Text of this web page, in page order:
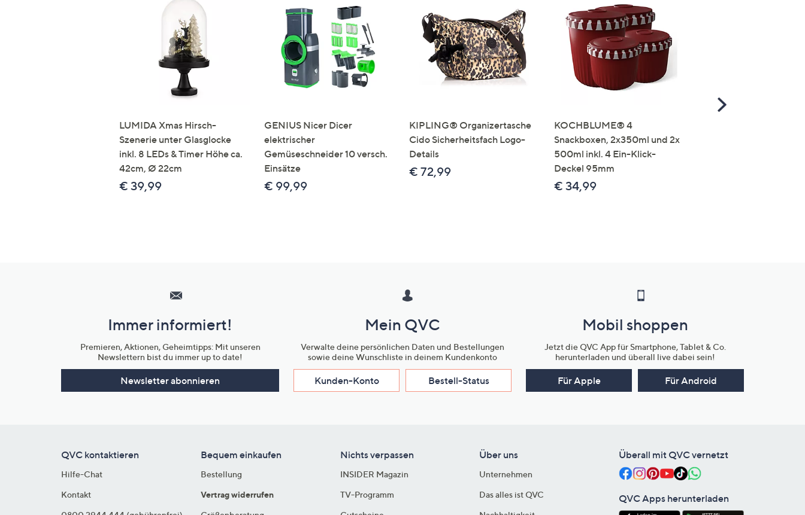
LUMIDA Xmas Hirsch-
Szenerie unter Glasglocke
inkl. 8 LEDs & Timer Höhe ca.
42cm, Ø 22cm
€ 39,99
GENIUS Nicer Dicer
elektrischer
Gemüseschneider 10 versch.
Einsätze
€ 99,99
KIPLING® Organizertasche
Cido Sicherheitsfach Logo-
Details
€ 72,99
KOCHBLUME® 4
Snackboxen, 2x350ml und 2x
500ml inkl. 4 Ein-Klick-
Deckel 95mm
€ 34,99
Scroll
Right
Unternehmensinformationen
Immer informiert!
Premieren, Aktionen, Geheimtipps: Mit unseren
Newslettern bist du immer up to date!
Newsletter abonnieren
Mein QVC
Verwalte deine persönlichen Daten und Bestellungen
sowie deine Wunschliste in deinem Kundenkonto
Kunden-Konto Bestell-Status
Mobil shoppen
Jetzt die QVC App für Smartphone, Tablet & Co.
herunterladen und überall live dabei sein!
Für Apple Für Android
QVC kontaktieren
Hilfe-Chat
Kontakt
Bequem einkaufen
Bestellung
Vertrag widerrufen
Nichts verpassen
INSIDER Magazin
TV-Programm
Über uns
Unternehmen
Das alles ist QVC
Überall mit QVC vernetzt
QVC Apps herunterladen